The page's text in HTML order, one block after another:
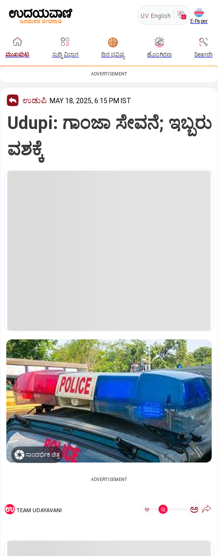
UV English
E-Paper
ಮುಖಪುಟ ಸುದ್ದಿ ವಿಭಾಗ ದಿನ ಭವಿಷ್ಯ ಹೊಂಗಿರಣ Search
ADVERTISEMENT
ಉಡುಪಿ MAY 18, 2025, 6:15 PM IST
Udupi: ಗಾಂಜಾ ಸೇವನೆ; ಇಬ್ಬರು
ವಶಕ್ಕೆ
ಸಾಂದರ್ಭಿಕ ಚಿತ್ರ
ADVERTISEMENT
TEAM UDAYAVANI ಅ ಅ